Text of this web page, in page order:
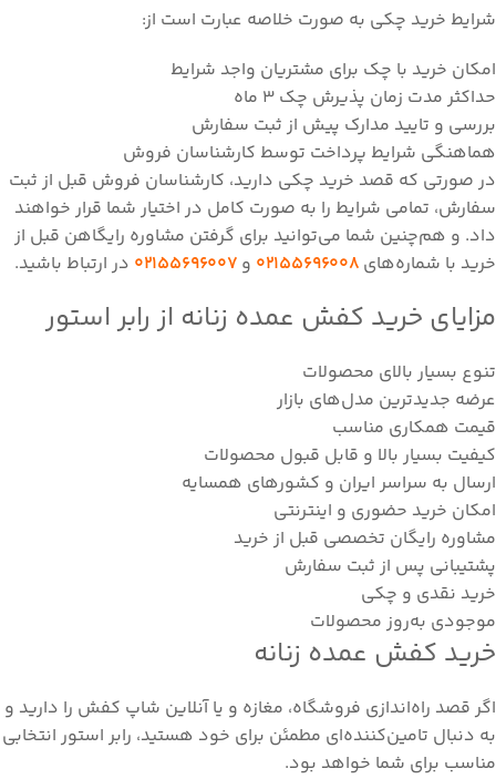
شرایط خرید چکی به صورت خلاصه عبارت است از:
امکان خرید با چک برای مشتریان واجد شرایط
حداکثر مدت زمان پذیرش چک ۳ ماه
بررسی و تایید مدارک پیش از ثبت سفارش
هماهنگی شرایط پرداخت توسط کارشناسان فروش
در صورتی که قصد خرید چکی دارید، کارشناسان فروش قبل از ثبت
سفارش، تمامی شرایط را به صورت کامل در اختیار شما قرار خواهند
داد. و هم‌چنین شما می‌توانید برای گرفتن مشاوره رایگاهن قبل از
خرید با شماره‌های 02155696008 و 02155696007 در ارتباط باشید.
مزایای خرید کفش عمده زنانه از رابر استور
تنوع بسیار بالای محصولات
عرضه جدیدترین مدل‌های بازار
قیمت همکاری مناسب
کیفیت بسیار بالا و قابل قبول محصولات
ارسال به سراسر ایران و کشورهای همسایه
امکان خرید حضوری و اینترنتی
مشاوره رایگان تخصصی قبل از خرید
پشتیبانی پس از ثبت سفارش
خرید نقدی و چکی
موجودی به‌روز محصولات
خرید کفش عمده زنانه
اگر قصد راه‌اندازی فروشگاه، مغازه و یا آنلاین شاپ کفش را دارید و
به دنبال تامین‌کننده‌ای مطمئن برای خود هستید، رابر استور انتخابی
مناسب برای شما خواهد بود.